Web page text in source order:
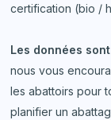
certification (bio /
Les données
nous vous
les abattoirs pour
planifier un